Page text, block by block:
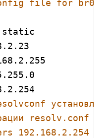
file for br0
static
resolv.conf
192.168.2.254